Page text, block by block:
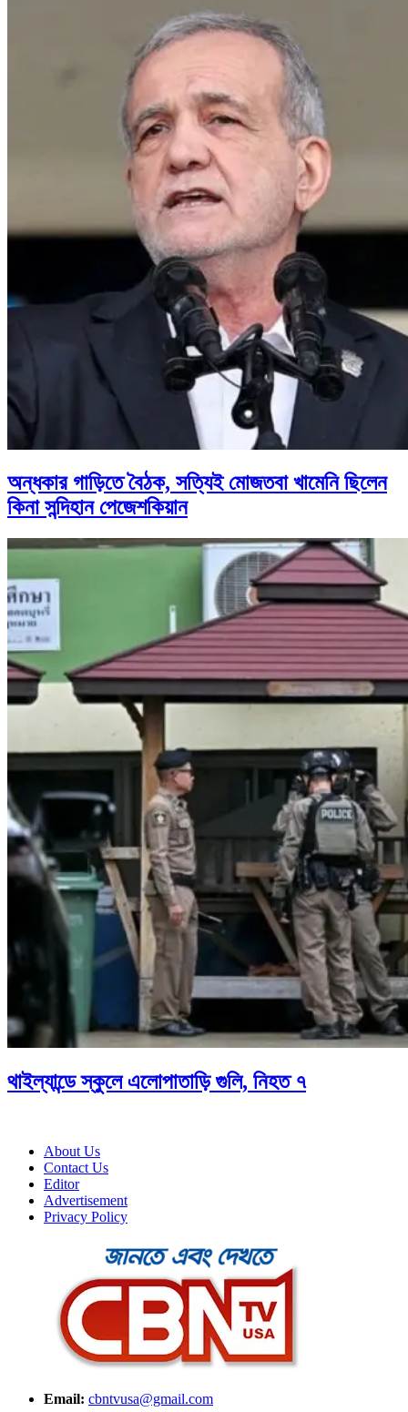
অন্ধকার গাড়িতে বৈঠক, সত্যিই মোজতবা খামেনি ছিলেন
কিনা সন্দিহান পেজেশকিয়ান
থাইল্যান্ডে স্কুলে এলোপাতাড়ি গুলি, নিহত ৭
About Us
Contact Us
Editor
Advertisement
Privacy Policy
Email: cbntvusa@gmail.com